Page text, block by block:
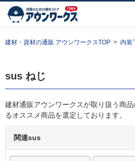
建材・資材の通販 アウンワークスTOP 内装
sus ねじ
建材通販アウンワークスが取り扱う商
るオススメ商品を選定しております。
関連sus